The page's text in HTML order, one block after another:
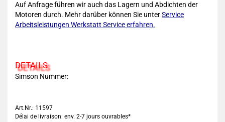
Auf Anfrage führen wir auch das Lagern und Abdichten der
Motoren durch. Mehr darüber können Sie unterService
Arbeitsleistungen Werkstatt Service erfahren.
DETAILS
Simson Nummer:
Art.Nr.: 11597
Délai de livraison: env. 2-7 jours ouvrables*